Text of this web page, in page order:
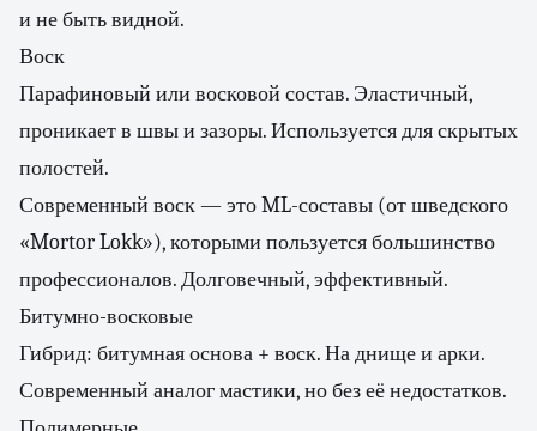
и не быть видной.
Воск
Парафиновый или восковой состав. Эластичный,
проникает в швы и зазоры. Используется для скрытых
полостей.
Современный воск — это ML-составы (от шведского
«Mortor Lokk»), которыми пользуется большинство
профессионалов. Долговечный, эффективный.
Битумно-восковые
Гибрид: битумная основа + воск. На днище и арки.
Современный аналог мастики, но без её недостатков.